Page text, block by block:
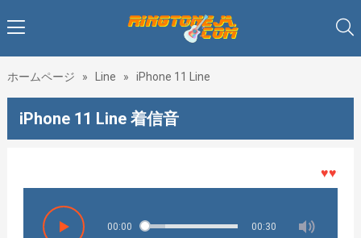
ホームページ » Line » iPhone 11 Line
iPhone 11 Line 着信音
♥♥♥着メ
00:00 00:30